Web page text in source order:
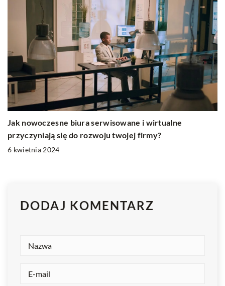
Jak nowoczesne biura serwisowane i wirtualne
przyczyniają się do rozwoju twojej firmy?
6 kwietnia 2024
DODAJ KOMENTARZ